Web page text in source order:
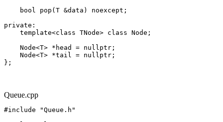
    bool pop(T &data) noexcept;
private:
    template<class TNode> class Node;
    Node<T> *head = nullptr;
    Node<T> *tail = nullptr;
};
Queue.cpp
#include "Queue.h"